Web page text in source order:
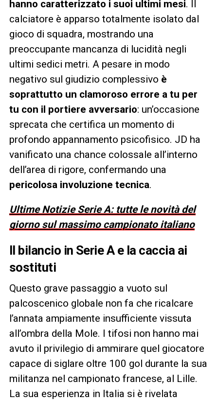
hanno caratterizzato i suoi ultimi mesi. Il
calciatore è apparso totalmente isolato dal
gioco di squadra, mostrando una
preoccupante mancanza di lucidità negli
ultimi sedici metri. A pesare in modo
negativo sul giudizio complessivo è
soprattutto un clamoroso errore a tu per
tu con il portiere avversario: un’occasione
sprecata che certifica un momento di
profondo appannamento psicofisico. JD ha
vanificato una chance colossale all’interno
dell’area di rigore, confermando una
pericolosa involuzione tecnica.
Ultime Notizie Serie A: tutte le novità del
giorno sul massimo campionato italiano
Il bilancio in Serie A e la caccia ai
sostituti
Questo grave passaggio a vuoto sul
palcoscenico globale non fa che ricalcare
l’annata ampiamente insufficiente vissuta
all’ombra della Mole. I tifosi non hanno mai
avuto il privilegio di ammirare quel giocatore
capace di siglare oltre 100 gol durante la sua
militanza nel campionato francese, al Lille.
La sua esperienza in Italia si è rivelata